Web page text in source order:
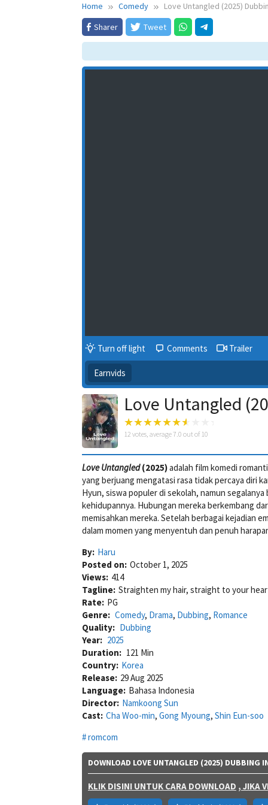
Home Comedy
Love Untangled (2025)
Sharer
Tweet
Turn off light Comments Trailer
Earnvids
Love Untangled
12 votes, average7.0 out of 10
Love Untangled(2025)adalah film komedi
yang berjuang mengatasi rasa tidak percaya diri
Hyun, siswa populer di sekolah, namun
kehidupannya. Hubungan mereka berkembang
memisahkan mereka. Setelah berbagai kejadian
dalam momen yang menyentuh dan penuh
By: Haru
Posted on: October 1, 2025
Views: 414
Tagline: Straighten my hair, straight to your
Rate: PG
Genre: Comedy, Drama, Dubbing, Romance
Quality: Dubbing
Year: 2025
Duration: 121 Min
Country: Korea
Release: 29 Aug 2025
Language: Bahasa Indonesia
Director: Namkoong Sun
Cast: Cha Woo-min, Gong Myoung, Shin Eun-soo
romcom
DOWNLOAD LOVE UNTANGLED (2025) DUBBING
KLIK DISINI UNTUK CARA DOWNLOAD , JIKA